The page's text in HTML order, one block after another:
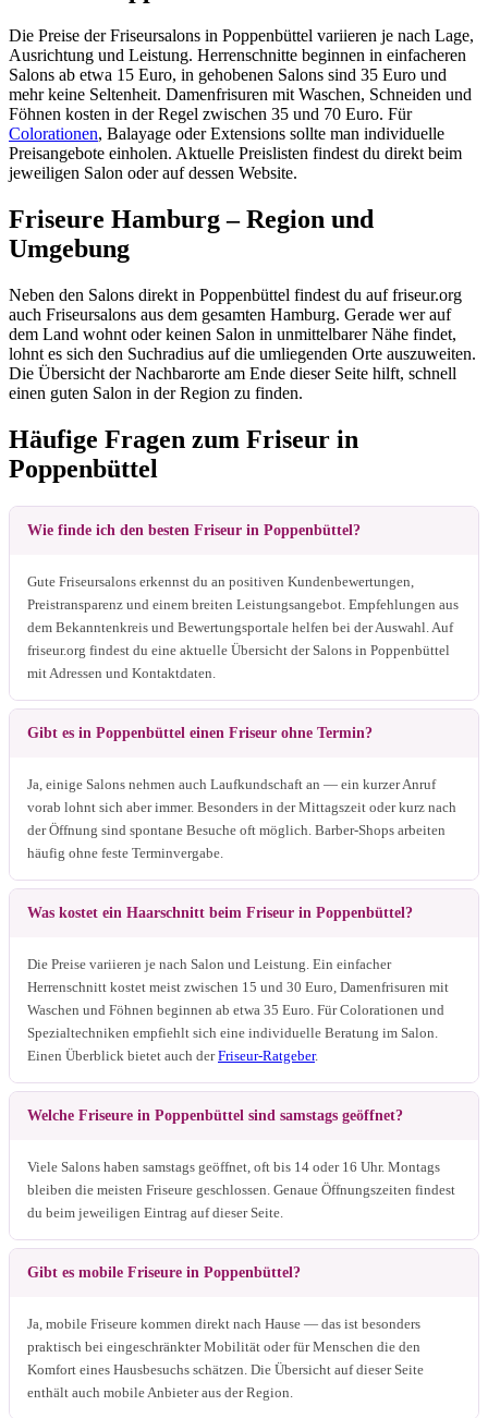
Die Preise der Friseursalons in Poppenbüttel variieren je nach Lage,
Ausrichtung und Leistung. Herrenschnitte beginnen in einfacheren
Salons ab etwa 15 Euro, in gehobenen Salons sind 35 Euro und
mehr keine Seltenheit. Damenfrisuren mit Waschen, Schneiden und
Föhnen kosten in der Regel zwischen 35 und 70 Euro. Für
Colorationen, Balayage oder Extensions sollte man individuelle
Preisangebote einholen. Aktuelle Preislisten findest du direkt beim
jeweiligen Salon oder auf dessen Website.
Friseure Hamburg – Region und
Umgebung
Neben den Salons direkt in Poppenbüttel findest du auf friseur.org
auch Friseursalons aus dem gesamten Hamburg. Gerade wer auf
dem Land wohnt oder keinen Salon in unmittelbarer Nähe findet,
lohnt es sich den Suchradius auf die umliegenden Orte auszuweiten.
Die Übersicht der Nachbarorte am Ende dieser Seite hilft, schnell
einen guten Salon in der Region zu finden.
Häufige Fragen zum Friseur in
Poppenbüttel
Wie finde ich den besten Friseur in Poppenbüttel?
Gute Friseursalons erkennst du an positiven Kundenbewertungen,
Preistransparenz und einem breiten Leistungsangebot. Empfehlungen aus
dem Bekanntenkreis und Bewertungsportale helfen bei der Auswahl. Auf
friseur.org findest du eine aktuelle Übersicht der Salons in Poppenbüttel
mit Adressen und Kontaktdaten.
Gibt es in Poppenbüttel einen Friseur ohne Termin?
Ja, einige Salons nehmen auch Laufkundschaft an — ein kurzer Anruf
vorab lohnt sich aber immer. Besonders in der Mittagszeit oder kurz nach
der Öffnung sind spontane Besuche oft möglich. Barber-Shops arbeiten
häufig ohne feste Terminvergabe.
Was kostet ein Haarschnitt beim Friseur in Poppenbüttel?
Die Preise variieren je nach Salon und Leistung. Ein einfacher
Herrenschnitt kostet meist zwischen 15 und 30 Euro, Damenfrisuren mit
Waschen und Föhnen beginnen ab etwa 35 Euro. Für Colorationen und
Spezialtechniken empfiehlt sich eine individuelle Beratung im Salon.
Einen Überblick bietet auch derFriseur-Ratgeber.
Welche Friseure in Poppenbüttel sind samstags geöffnet?
Viele Salons haben samstags geöffnet, oft bis 14 oder 16 Uhr. Montags
bleiben die meisten Friseure geschlossen. Genaue Öffnungszeiten findest
du beim jeweiligen Eintrag auf dieser Seite.
Gibt es mobile Friseure in Poppenbüttel?
Ja, mobile Friseure kommen direkt nach Hause — das ist besonders
praktisch bei eingeschränkter Mobilität oder für Menschen die den
Komfort eines Hausbesuchs schätzen. Die Übersicht auf dieser Seite
enthält auch mobile Anbieter aus der Region.